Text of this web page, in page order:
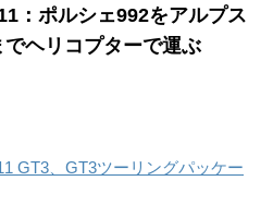
：ポルシェ992をアルプス
でヘリコプターで運ぶ
GT3、GT3ツーリングパッケー